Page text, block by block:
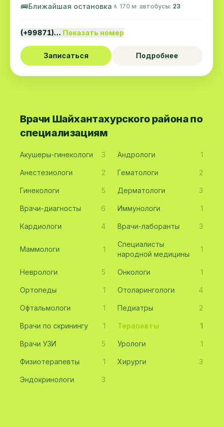
🚌Ближайшая остановка 🚶 170 м· автобусы: 23
(+99871)… Показать номер
Записаться Подробнее
Врачи Шайхантахурского района по
специализациям
Акушеры-гинекологи 3 Андрологи 1
Анестезиологи 2 Гематологи 2
Гинекологи 5 Дерматологи 3
Врачи-диагносты 6 Иммунологи 1
Кардиологи 4 Врачи-лаборанты 3
Маммологи 1
Специалисты
народной медицины
1
Неврологи 5 Онкологи 1
Ортопеды 1 Отоларингологи 4
Офтальмологи 1 Педиатры 2
Врачи по скринингу 1 Терапевты 1
Врачи УЗИ 5 Урологи 1
Физиотерапевты 1 Хирурги 3
Эндокринологи 3